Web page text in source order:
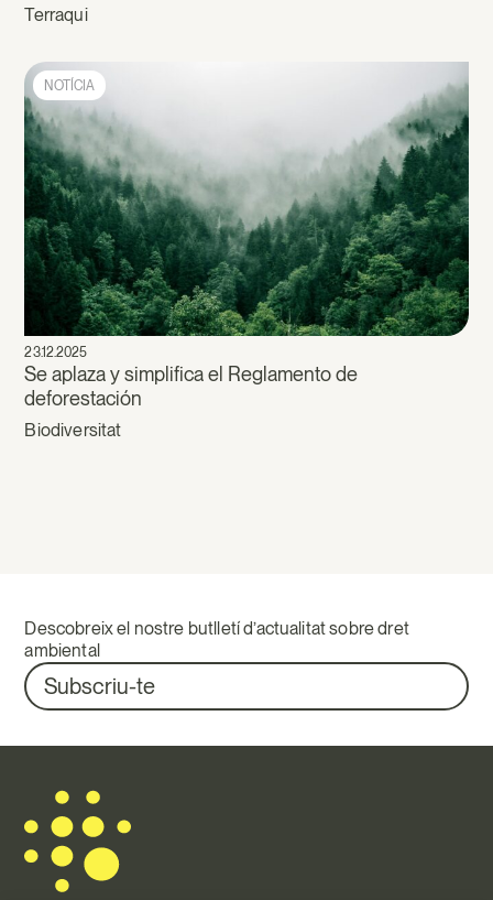
Terraqui
NOTÍCIA
23.12.2025
Se aplaza y simplifica el Reglamento de
deforestación
Biodiversitat
Descobreix el nostre butlletí d’actualitat sobre dret
ambiental
Subscriu-te